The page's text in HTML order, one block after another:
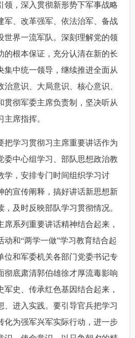
领，深入贯彻新形势下军事战略
军、改革强军、依法治军、备战
世界一流军队。深刻理解党的领
的根本保证，充分认清在新的长
集中统一领导，继续推进全面从
意识、大局意识、核心意识、
贯彻军委主席负责制，坚决听从
席指挥。
学习贯彻习主席重要讲话作为
委中心组学习、部队思想政治教
学，安排专门时间组织学习讨
的宣传阐释，搞好讲话新思想新
及时反映部队学习贯彻情况。
席系列重要讲话精神结合起来，
动和“两学一做”学习教育结合起
位和军委机关各部门党委书记专
彻底肃清郭伯雄徐才厚流毒影响
军史、传承红色基因结合起来，
、进入实践。要引导官兵把学习
化为强军兴军实际行动，进一步